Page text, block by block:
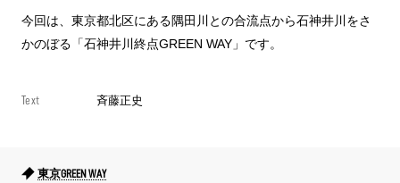
今回は、東京都北区にある隅田川との合流点から石神井川をさ
かのぼる「石神井川終点GREEN WAY」です。
Text 斉藤正史
東京GREEN WAY